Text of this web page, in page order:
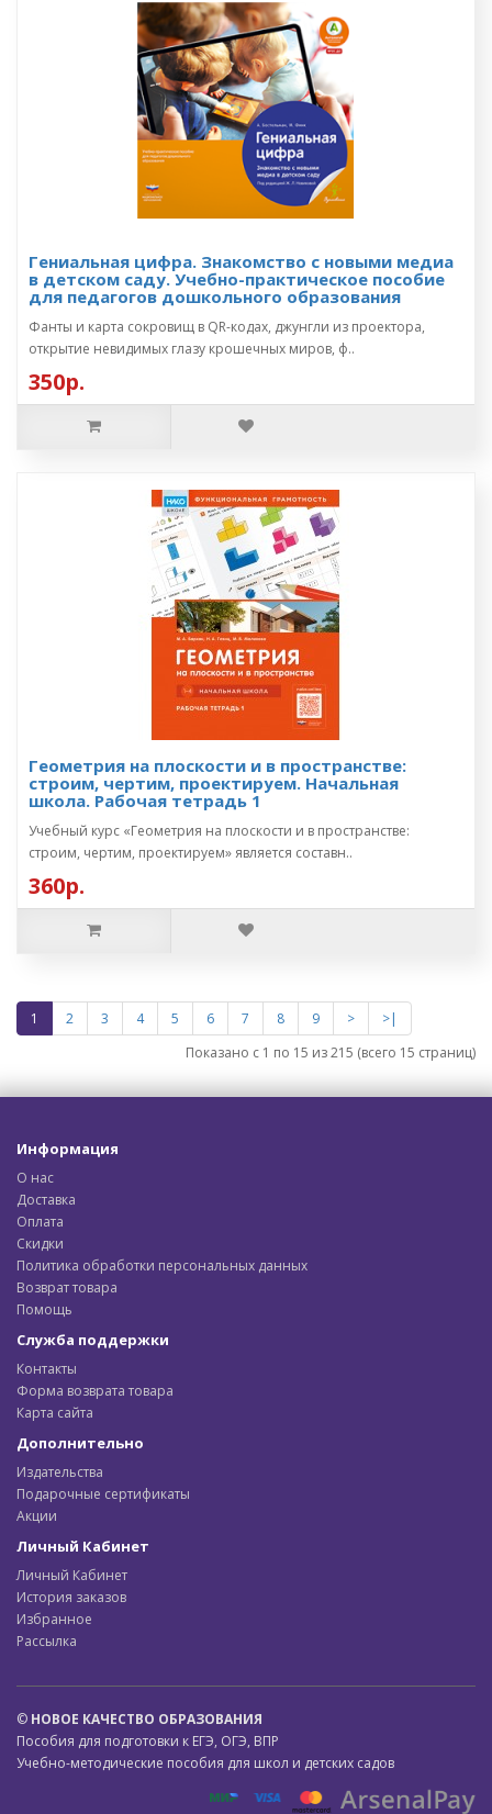
Гениальная цифра. Знакомство с новыми медиа
в детском саду. Учебно-практическое пособие
для педагогов дошкольного образования
Фанты и карта сокровищ в QR-кодах, джунгли из проектора,
открытие невидимых глазу крошечных миров, ф..
350р.
Геометрия на плоскости и в пространстве:
строим, чертим, проектируем. Начальная
школа. Рабочая тетрадь 1
Учебный курс «Геометрия на плоскости и в пространстве:
строим, чертим, проектируем» является составн..
360р.
1 2 3 4 5 6 7 8 9 >
>|
Показано с 1 по 15 из 215 (всего 15 страниц)
Информация
О нас
Доставка
Оплата
Скидки
Политика обработки персональных данных
Возврат товара
Помощь
Служба поддержки
Контакты
Форма возврата товара
Карта сайта
Дополнительно
Издательства
Подарочные сертификаты
Акции
Личный Кабинет
Личный Кабинет
История заказов
Избранное
Рассылка
© НОВОЕ КАЧЕСТВО ОБРАЗОВАНИЯ
Пособия для подготовки к ЕГЭ, ОГЭ, ВПР
Учебно-методические пособия для школ и детских садов